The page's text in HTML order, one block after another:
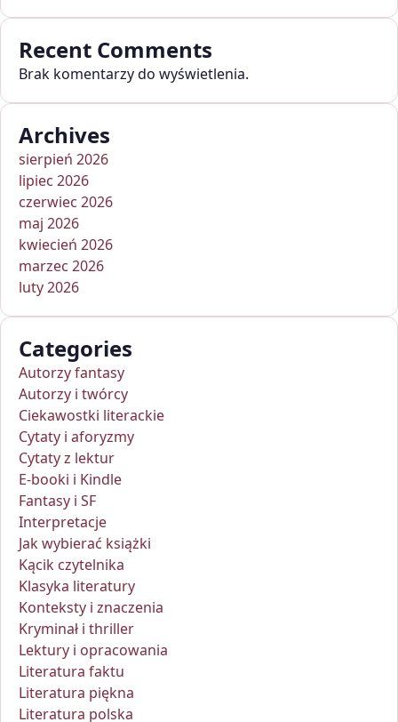
Recent Comments
Brak komentarzy do wyświetlenia.
Archives
sierpień 2026
lipiec 2026
czerwiec 2026
maj 2026
kwiecień 2026
marzec 2026
luty 2026
Categories
Autorzy fantasy
Autorzy i twórcy
Ciekawostki literackie
Cytaty i aforyzmy
Cytaty z lektur
E-booki i Kindle
Fantasy i SF
Interpretacje
Jak wybierać książki
Kącik czytelnika
Klasyka literatury
Konteksty i znaczenia
Kryminał i thriller
Lektury i opracowania
Literatura faktu
Literatura piękna
Literatura polska